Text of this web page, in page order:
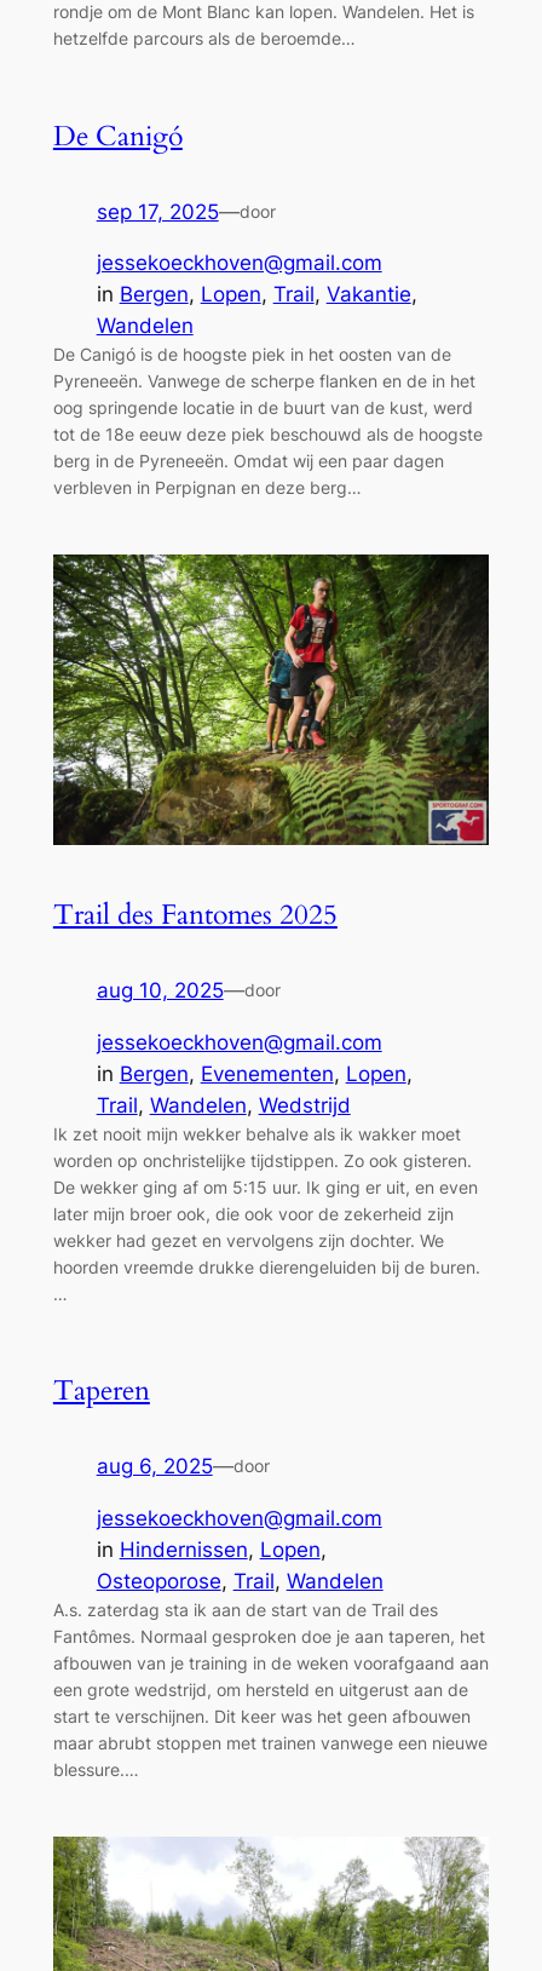
rondje om de Mont Blanc kan lopen. Wandelen. Het is
hetzelfde parcours als de beroemde…
De Canigó
sep 17, 2025—door
jessekoeckhoven@gmail.com
in Bergen, Lopen, Trail, Vakantie
Wandelen
De Canigó is de hoogste piek in het oosten van de
Pyreneeën. Vanwege de scherpe flanken en de in het
oog springende locatie in de buurt van de kust, werd
tot de 18e eeuw deze piek beschouwd als de hoogste
berg in de Pyreneeën. Omdat wij een paar dagen
verbleven in Perpignan en deze berg…
Trail des Fantomes 2025
aug 10, 2025—door
jessekoeckhoven@gmail.com
in Bergen, Evenementen, Lopen
Trail, Wandelen, Wedstrijd
Ik zet nooit mijn wekker behalve als ik wakker moet
worden op onchristelijke tijdstippen. Zo ook gisteren.
De wekker ging af om 5:15 uur. Ik ging er uit, en even
later mijn broer ook, die ook voor de zekerheid zijn
wekker had gezet en vervolgens zijn dochter. We
hoorden vreemde drukke dierengeluiden bij de buren.
…
Taperen
aug 6, 2025—door
jessekoeckhoven@gmail.com
in Hindernissen, Lopen
Osteoporose, Trail, Wandelen
A.s. zaterdag sta ik aan de start van de Trail des
Fantômes. Normaal gesproken doe je aan taperen, het
afbouwen van je training in de weken voorafgaand aan
een grote wedstrijd, om hersteld en uitgerust aan de
start te verschijnen. Dit keer was het geen afbouwen
maar abrubt stoppen met trainen vanwege een nieuwe
blessure.…